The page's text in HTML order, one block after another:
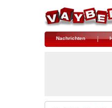
Nachrichten